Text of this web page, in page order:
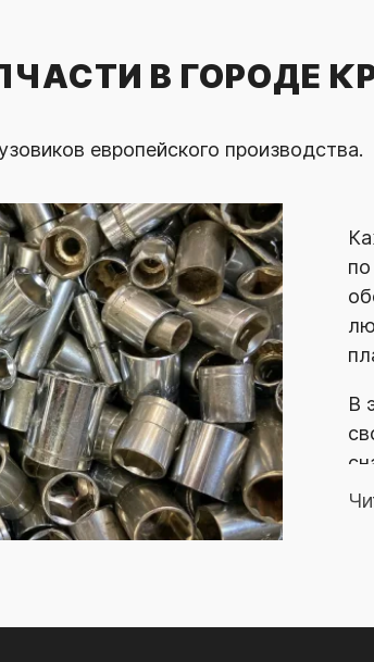
В ГОРОДЕ
европейского производства.
В